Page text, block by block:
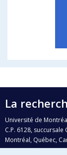
La
Université de
C.P. 6128, succursale
Montréal, Québec,
H3C 3J7